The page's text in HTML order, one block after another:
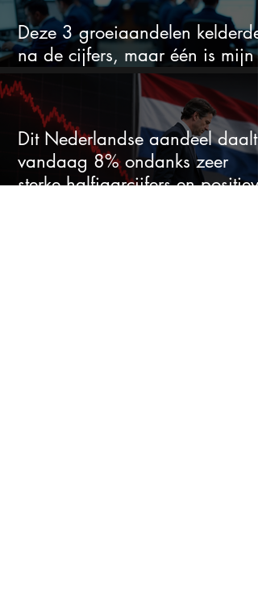
Deze 3 groeiaandelen
na de cijfers, maar één is mijn
duidelijke favoriet
Dit Nederlandse aandeel daalt
vandaag 8% ondanks zeer
sterke halfjaarcijfers en positieve